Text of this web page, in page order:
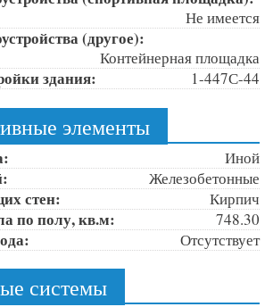
Не имеется
(другое):
Контейнерная площадка
здания: 1-447С-44
элементы
Иной
Железобетонные
стен: Кирпич
по полу, кв.м: 748.30
Отсутствует
системы